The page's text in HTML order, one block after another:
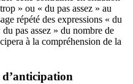
» ou « du pas assez » au
répété des expressions « du
pas assez » du nombre de
à la compréhension de la